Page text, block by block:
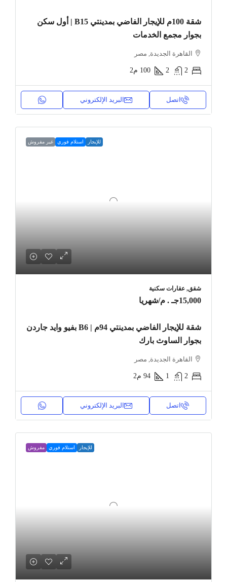
شقة 100م للإيجار الفاضي بمدينتي B15 | أول سكن
بجوار مجمع الخدمات
القاهرة الجديدة, مصر
2
2
100 م2
اتصل البريد الإلكتروني
للإيجار استلام فوري غير مفروش
شقق, عقارات سكنية
15,000جـ . م /شهريا
شقة للإيجار الفاضي بمدينتي 94م | B6 بفيو وايد جاردن
بجوار الساوث بارك
القاهرة الجديدة, مصر
2
1
94 م2
اتصل البريد الإلكتروني
للإيجار استلام فوري مفروش